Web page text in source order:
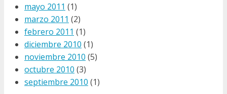
mayo 2011 (1)
marzo 2011 (2)
febrero 2011 (1)
diciembre 2010 (1)
noviembre 2010 (5)
octubre 2010 (3)
septiembre 2010 (1)